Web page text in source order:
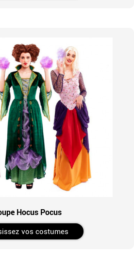
Hocus Pocus
vos costumes